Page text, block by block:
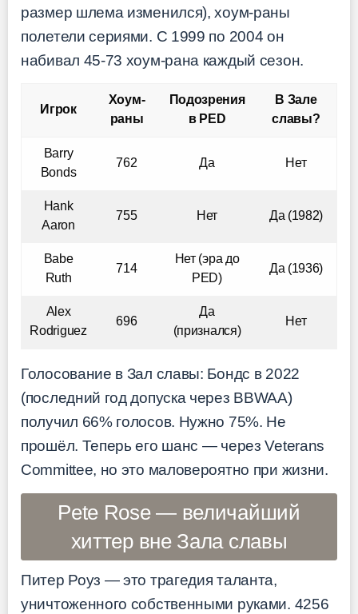
размер шлема изменился), хоум-раны
полетели сериями. С 1999 по 2004 он
набивал 45-73 хоум-рана каждый сезон.
Игрок
Хоум-
раны
Подозрения
в PED
В Зале
славы?
Barry
Bonds
762 Да Нет
Hank
Aaron
755 Нет Да (1982)
Babe
Ruth
714
Нет (эра до
PED)
Да (1936)
Alex
Rodriguez
696
Да
(признался)
Нет
Голосование в Зал славы: Бондс в 2022
(последний год допуска через BBWAA)
получил 66% голосов. Нужно 75%. Не
прошёл. Теперь его шанс — через Veterans
Committee, но это маловероятно при жизни.
Pete Rose — величайший
хиттер вне Зала славы
Питер Роуз — это трагедия таланта,
уничтоженного собственными руками. 4256